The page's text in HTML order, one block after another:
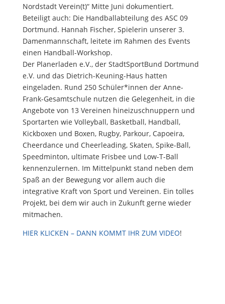
Nordstadt Verein(t)“ Mitte Juni dokumentiert.
Beteiligt auch: Die Handballabteilung des ASC 09
Dortmund. Hannah Fischer, Spielerin unserer 3.
Damenmannschaft, leitete im Rahmen des Events
einen Handball-Workshop.
Der Planerladen e.V., der StadtSportBund Dortmund
e.V. und das Dietrich-Keuning-Haus hatten
eingeladen. Rund 250 Schüler*innen der Anne-
Frank-Gesamtschule nutzen die Gelegenheit, in die
Angebote von 13 Vereinen hineizuschnuppern und
Sportarten wie Volleyball, Basketball, Handball,
Kickboxen und Boxen, Rugby, Parkour, Capoeira,
Cheerdance und Cheerleading, Skaten, Spike-Ball,
Speedminton, ultimate Frisbee und Low-T-Ball
kennenzulernen. Im Mittelpunkt stand neben dem
Spaß an der Bewegung vor allem auch die
integrative Kraft von Sport und Vereinen. Ein tolles
Projekt, bei dem wir auch in Zukunft gerne wieder
mitmachen.
HIER KLICKEN – DANN KOMMT IHR ZUM VIDEO!